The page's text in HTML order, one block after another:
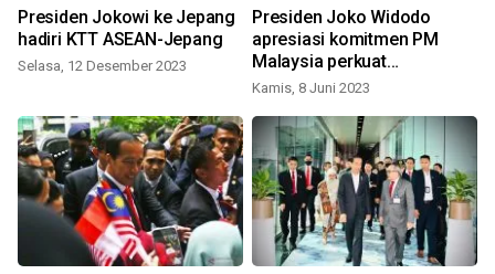
Presiden Jokowi ke Jepang
hadiri KTT ASEAN-Jepang
Selasa, 12 Desember 2023
Presiden Joko Widodo
apresiasi komitmen PM
Malaysia perkuat
perlindungan PMI
Kamis, 8 Juni 2023